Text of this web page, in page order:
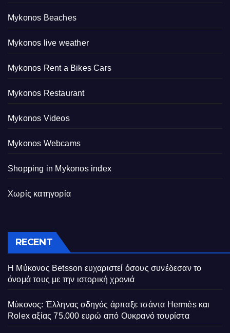
Mykonos Beaches
Mykonos live weather
Mykonos Rent a Bikes Cars
Mykonos Restaurant
Mykonos Videos
Mykonos Webcams
Shopping in Mykonos index
Χωρίς κατηγορία
RECENT
Η Μύκονος Betsson ευχαριστεί όσους συνέδεσαν το
όνομά τους με την ιστορική χρονιά
Μύκονος: Έλληνας οδηγός άρπαξε τσάντα Hermès και
Rolex αξίας 75.000 ευρώ από Ουκρανό τουρίστα